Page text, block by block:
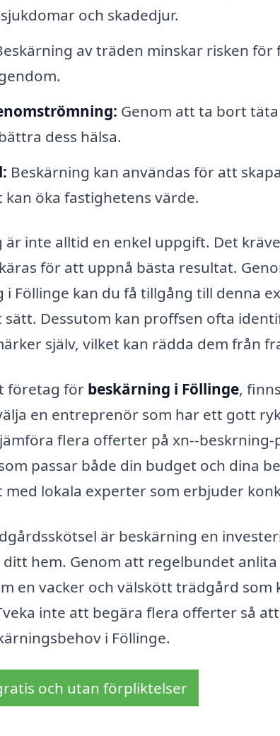
och skadedjur.
av träden minskar risken för
Genom att ta bort
dess hälsa.
Beskärning kan användas för att
öka fastighetens värde.
inte alltid en enkel uppgift. Det
för att uppnå bästa resultat.
Föllinge kan du få tillgång till denna
Dessutom kan proffsen ofta
själv, vilket kan rädda dem från
företag för beskärning i Föllinge,
en entreprenör som har ett gott
flera offerter på xn--
passar både din budget och dina
lokala experter som erbjuder
är beskärning en
hem. Genom att regelbundet
en vacker och välskött trädgård som
inte att begära flera offerter så
i Föllinge.
och utan förpliktelser